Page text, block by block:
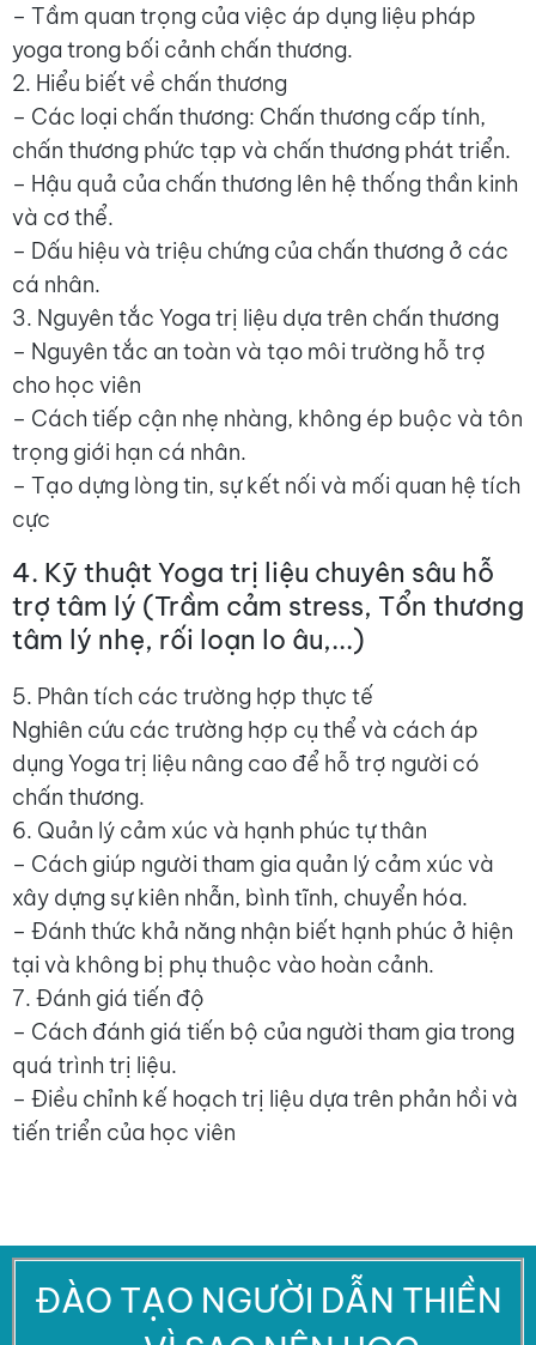
– Tầm quan trọng của việc áp dụng liệu pháp
yoga trong bối cảnh chấn thương.
2. Hiểu biết về chấn thương
– Các loại chấn thương: Chấn thương cấp tính,
chấn thương phức tạp và chấn thương phát triển.
– Hậu quả của chấn thương lên hệ thống thần kinh
và cơ thể.
– Dấu hiệu và triệu chứng của chấn thương ở các
cá nhân.
3. Nguyên tắc Yoga trị liệu dựa trên chấn thương
– Nguyên tắc an toàn và tạo môi trường hỗ trợ
cho học viên
– Cách tiếp cận nhẹ nhàng, không ép buộc và tôn
trọng giới hạn cá nhân.
– Tạo dựng lòng tin, sự kết nối và mối quan hệ tích
cực
4. Kỹ thuật Yoga trị liệu chuyên sâu hỗ
trợ tâm lý (Trầm cảm stress, Tổn thương
tâm lý nhẹ, rối loạn lo âu,...)
5. Phân tích các trường hợp thực tế
Nghiên cứu các trường hợp cụ thể và cách áp
dụng Yoga trị liệu nâng cao để hỗ trợ người có
chấn thương.
6. Quản lý cảm xúc và hạnh phúc tự thân
– Cách giúp người tham gia quản lý cảm xúc và
xây dựng sự kiên nhẫn, bình tĩnh, chuyển hóa.
– Đánh thức khả năng nhận biết hạnh phúc ở hiện
tại và không bị phụ thuộc vào hoàn cảnh.
7. Đánh giá tiến độ
– Cách đánh giá tiến bộ của người tham gia trong
quá trình trị liệu.
– Điều chỉnh kế hoạch trị liệu dựa trên phản hồi và
tiến triển của học viên
ĐÀO TẠO NGƯỜI DẪN THIỀN